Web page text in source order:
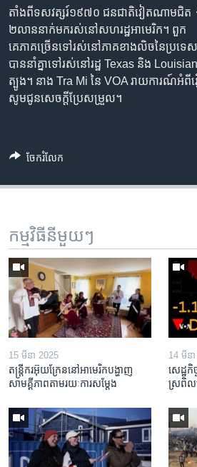
ចូល​
ទៅ​
កាន់​
ទំព័រ​
ស្វែង​
ភាសា
តាំង​ពី​ទសវត្សរ៍​១៩៧០ ជនជាតិ​វៀតណាម​​ជិត​
២​​​លាន​នាក់​មក​រស់​នៅ​សហរដ្ឋ​អាមេរិក។ ពួក​
គេ​ភាគ​ច្រើន​ទៅ​រស់​នៅ​ភាគ​ខាង​លិច​នៃ​ប្រទេ
បាន​​នាំ​គ្នា​ទៅ​រស់​នៅ​រដ្ឋ​​ Texas និង
ត្បូង។ នាង Tra Mi នៃ​ VOA ​រាយការណ៍​អំពី​
សូម​ជូន​សេចក្តី​ប្រែ​សម្រួល។
ចែករំលែក
កម្មវិធី​នីមួយៗ
15 មីនា 2025
តន្ត្រីករ​អ៊ុយក្រែន​នៅ​អាមេរិក​បង្ហាញ​
សាមគ្គីភាព​តាម​រយៈ​ការសម្តែង
14 មីន
សេដ្ឋកិ
ស្រពិល​